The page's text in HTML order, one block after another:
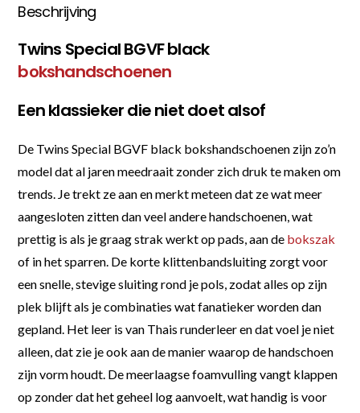
Beschrijving
Twins Special BGVF black
bokshandschoenen
Een klassieker die niet doet alsof
De Twins Special BGVF black bokshandschoenen zijn zo’n
model dat al jaren meedraait zonder zich druk te maken om
trends. Je trekt ze aan en merkt meteen dat ze wat meer
aangesloten zitten dan veel andere handschoenen, wat
prettig is als je graag strak werkt op pads, aan de bokszak
of in het sparren. De korte klittenbandsluiting zorgt voor
een snelle, stevige sluiting rond je pols, zodat alles op zijn
plek blijft als je combinaties wat fanatieker worden dan
gepland. Het leer is van Thais runderleer en dat voel je niet
alleen, dat zie je ook aan de manier waarop de handschoen
zijn vorm houdt. De meerlaagse foamvulling vangt klappen
op zonder dat het geheel log aanvoelt, wat handig is voor